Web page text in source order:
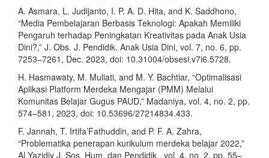
A. Asmara, L. Judijanto, I. P. A. D. Hita, and K. Saddhono,
“Media Pembelajaran Berbasis Teknologi: Apakah Memiliki
Pengaruh terhadap Peningkatan Kreativitas pada Anak Usia
Dini?,” J. Obs. J. Pendidik. Anak Usia Dini, vol. 7, no. 6, pp.
7253–7261, Dec. 2023, doi: 10.31004/obsesi.v7i6.5728.
H. Hasmawaty, M. Muliati, and M. Y. Bachtiar, “Optimalisasi
Aplikasi Platform Merdeka Mengajar (PMM) Melalui
Komunitas Belajar Gugus PAUD,” Madaniya, vol. 4, no. 2, pp.
574–581, 2023, doi: 10.53696/27214834.433.
F. Jannah, T. Irtifa’Fathuddin, and P. F. A. Zahra,
“Problematika penerapan kurikulum merdeka belajar 2022,”
Al Yazidiy J. Sos. Hum. dan Pendidik., vol. 4, no. 2, pp. 55–